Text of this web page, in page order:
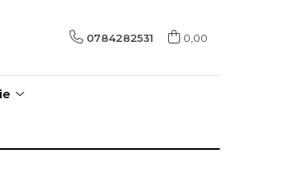
0784282531 0,00